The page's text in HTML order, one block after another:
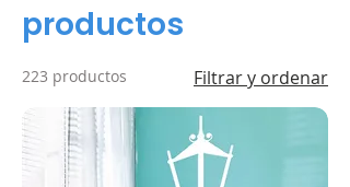
productos
223 productos Filtrar y ordenar